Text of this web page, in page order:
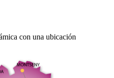
con una ubicación